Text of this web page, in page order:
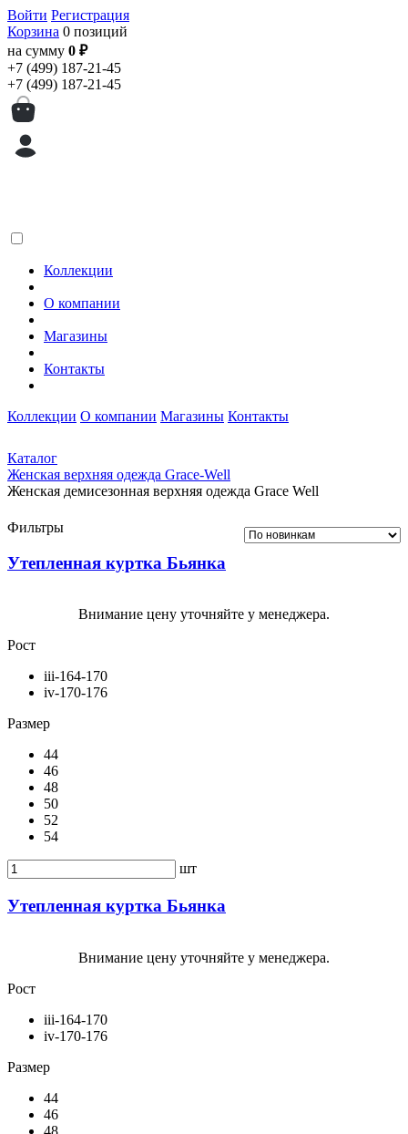
Войти Регистрация
Корзина 0 позиций
на сумму 0 ₽
+7 (499) 187-21-45
+7 (499) 187-21-45
Коллекции
О компании
Магазины
Контакты
Коллекции О компании Магазины Контакты
Каталог
Женская верхняя одежда Grace-Well
Женская демисезонная верхняя одежда Grace Well
Фильтры
Утепленная куртка Бьянка
Внимание цену уточняйте у менеджера.
Рост
iii-164-170
iv-170-176
Размер
44
46
48
50
52
54
шт
Утепленная куртка Бьянка
Внимание цену уточняйте у менеджера.
Рост
iii-164-170
iv-170-176
Размер
44
46
48